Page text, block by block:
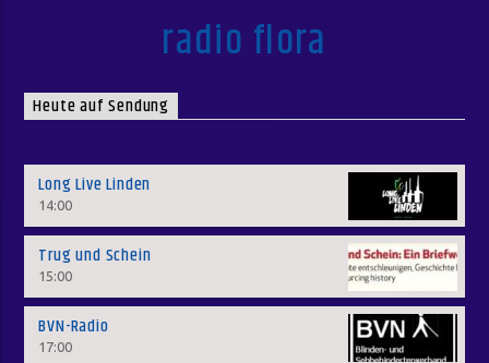
radio flora
Heute auf Sendung
Long Live Linden
14:00
Trug und Schein
15:00
BVN-Radio
17:00